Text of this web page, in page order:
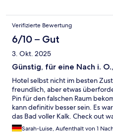
Verifizierte Bewertung
6/10 – Gut
3. Okt. 2025
Günstig, für eine Nach i.
Hotel selbst nicht im besten
freundlich, aber etwas
Pin für den falschen Raum
kann definitiv besser sein. Es
das Bad voller Kalk. Check out
angenehm ist. Problem nur,
Sarah-Luise, Aufenthalt von 1